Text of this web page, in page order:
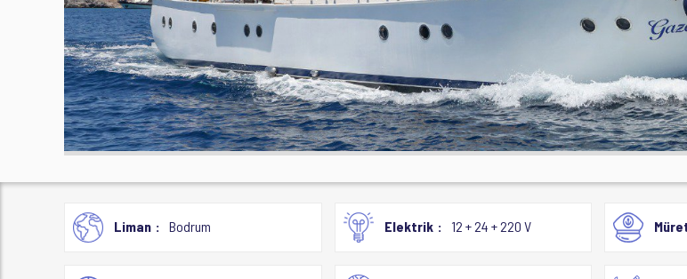
Liman Bodrum Elektrik 12 + 24 + 220 V